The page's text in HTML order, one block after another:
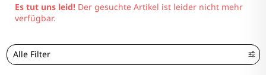
Es tut uns leid!Der gesuchte Artikel ist leider nicht mehr
verfügbar.
Alle Filter